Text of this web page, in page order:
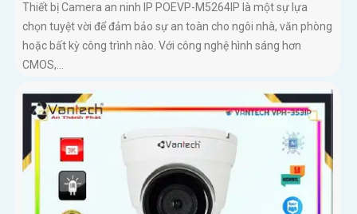
Thiết bị Camera an ninh IP POEVP-M5264IP là một sự lựa
chọn tuyệt vời để đảm bảo sự an toàn cho ngôi nhà, văn phòng
hoặc bất kỳ công trình nào. Với công nghệ hình sáng hơn
CMOS,...